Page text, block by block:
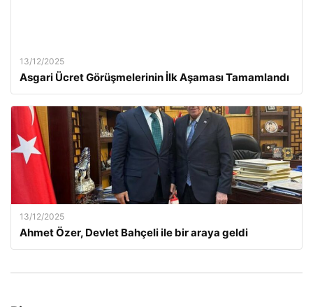
13/12/2025
Asgari Ücret Görüşmelerinin İlk Aşaması Tamamlandı
13/12/2025
Ahmet Özer, Devlet Bahçeli ile bir araya geldi